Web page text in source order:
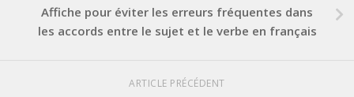
Affiche pour éviter les erreurs fréquentes dans
les accords entre le sujet et le verbe en français
ARTICLE PRÉCÉDENT